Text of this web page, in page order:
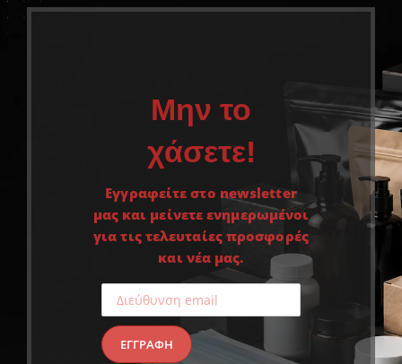
Μην το
χάσετε!
Εγγραφείτε στο newsletter
μας και μείνετε ενημερωμένοι
για τις τελευταίες προσφορές
και νέα μας.